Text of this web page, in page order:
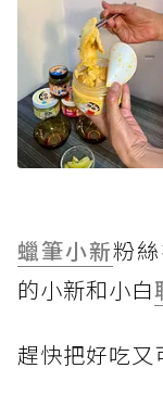
蠟筆小新粉
的小新和小白
趕快把好吃又